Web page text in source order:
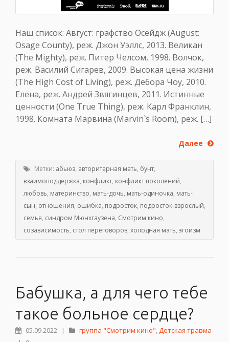
Наш список: Август: графство Осейдж (August:
Osage County), реж. Джон Уэллс, 2013. Великан
(The Mighty), реж. Питер Челсом, 1998. Волчок,
реж. Василий Сигарев, 2009. Высокая цена жизни
(The High Cost of Living), реж. Дебора Чоу, 2010.
Елена, реж. Андрей Звягинцев, 2011. Истинные
ценности (One True Thing), реж. Карл Франклин,
1998. Комната Марвина (Marvin`s Room), реж. […]
Далее
Метки: абьюз, авторитарная мать, бунт,
взаимоподдержка, конфликт, конфликт поколений,
любовь, материнство, мать-дочь, мать-одиночка, мать-
сын, отношения, ошибка, подросток, подросток-взрослый,
семья, синдром Мюнхгаузена, Смотрим кино,
созависимость, стол переговоров, холодная мать, эгоизм
Бабушка, а для чего тебе
такое больное сердце?
05.09.2022 | группа "Смотрим кино",Детская травма